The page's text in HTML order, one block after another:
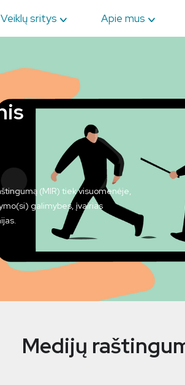
Veiklų sritys Apie mus
(MIR) tiek visuomenėje,
galimybes, įvairias
Medijų